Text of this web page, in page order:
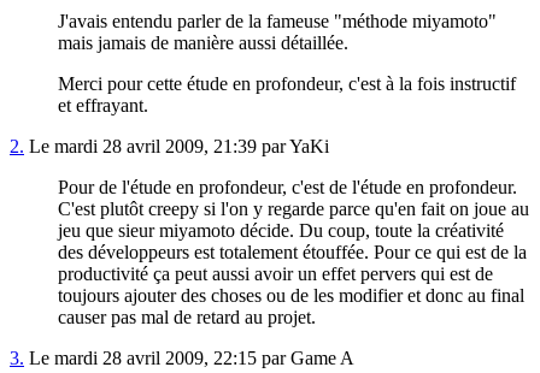
J'avais entendu parler de la fameuse "méthode miyamoto"
mais jamais de manière aussi détaillée.
Merci pour cette étude en profondeur, c'est à la fois instructif
et effrayant.
2. Le mardi 28 avril 2009, 21:39 par YaKi
Pour de l'étude en profondeur, c'est de l'étude en profondeur.
C'est plutôt creepy si l'on y regarde parce qu'en fait on joue au
jeu que sieur miyamoto décide. Du coup, toute la créativité
des développeurs est totalement étouffée. Pour ce qui est de la
productivité ça peut aussi avoir un effet pervers qui est de
toujours ajouter des choses ou de les modifier et donc au final
causer pas mal de retard au projet.
3. Le mardi 28 avril 2009, 22:15 par Game A